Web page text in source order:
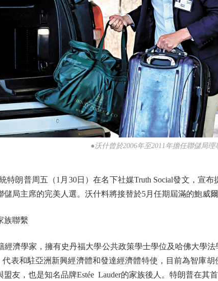
●沃什曾於2006年至2011年擔任聯儲局
朗普周五（1月30日）在名下社媒Truth Social發文，宣
局主席的完美人選。沃什料將接替於5月任期屆滿的鮑威
聯繫
學家，擁有史丹福大學公共政策學士學位及哈佛大學法
表和駐亞洲新興經濟體和發達經濟體特使，目前為智庫
友，也是知名品牌Estée Lauder的家族後人。特朗普在其